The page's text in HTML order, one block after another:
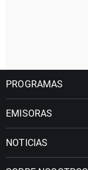
PROGRAMAS
EMISORAS
NOTICIAS